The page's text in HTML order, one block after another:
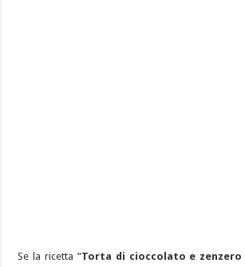
Se la ricetta “Torta di cioccolato e